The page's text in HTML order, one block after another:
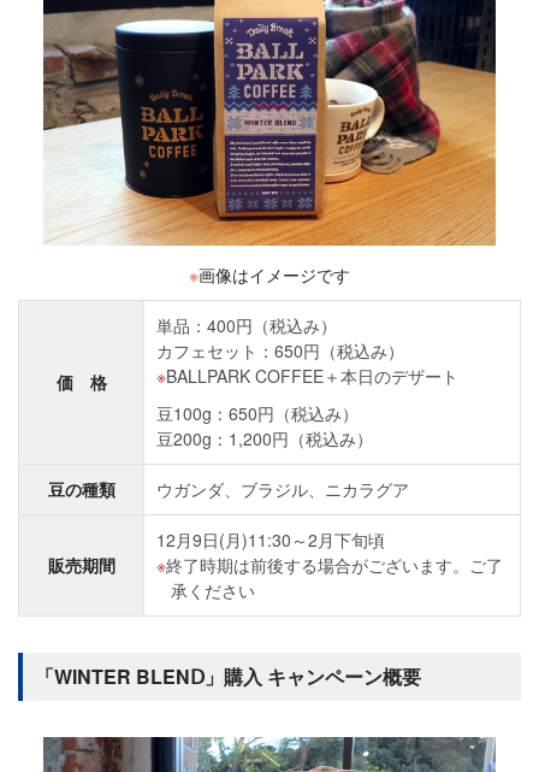
※画像はイメージです
価 格
単品：400円（税込み）
カフェセット：650円（税込み）
BALLPARK COFFEE＋本日のデザート
豆100g：650円（税込み）
豆200g：1,200円（税込み）
豆の種類 ウガンダ、ブラジル、ニカラグア
販売期間
12月9日(月)11:30～2月下旬頃
終了時期は前後する場合がございます。ご了
承ください
「WINTER BLENⅮ」購入 キャンペーン概要